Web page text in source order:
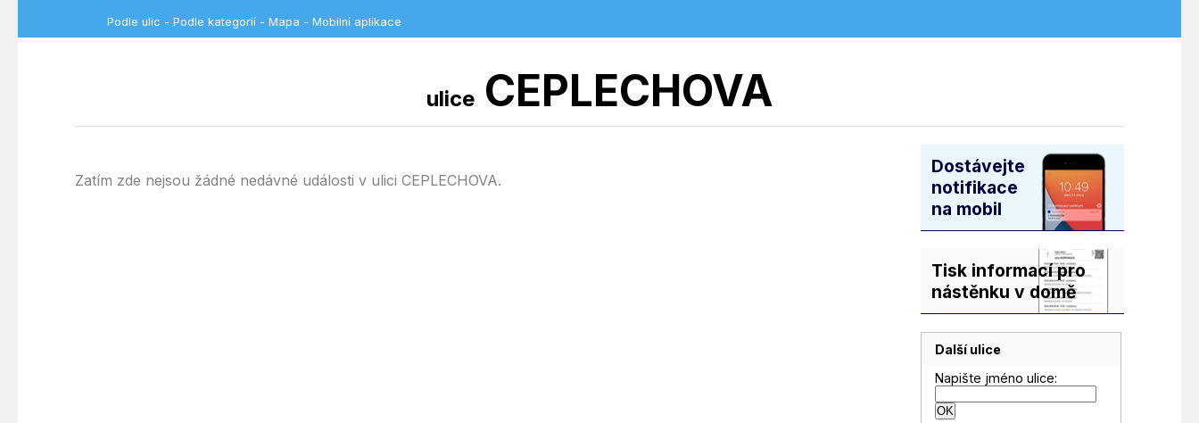
Podle ulic - Podle kategorií - Mapa - Mobilní aplikace
uliceCEPLECHOVA
Zatím zde nejsou žádné nedávné události v ulici CEPLECHOVA.
Dostávejte
notifikace
na mobil
Tisk informací pro
nástěnku v domě
Další ulice
Napište jméno ulice: